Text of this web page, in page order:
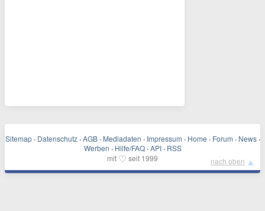
Sitemap · Datenschutz · AGB · Mediadaten · Impressum · Home · Forum · News ·
Werben · Hilfe/FAQ · API · RSS
mit ♡ seit 1999 nach oben ▲